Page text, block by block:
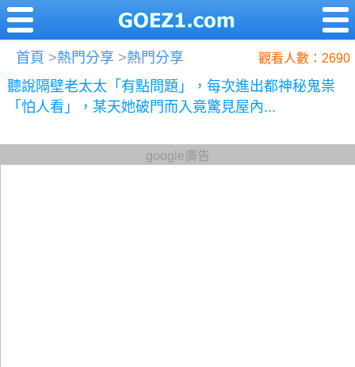
首頁 >熱門分享 >熱門分享 觀看人數：2690
聽說隔壁老太太「有點問題」，每次進出都神秘鬼祟
「怕人看」，某天她破門而入竟驚見屋內...
google廣告